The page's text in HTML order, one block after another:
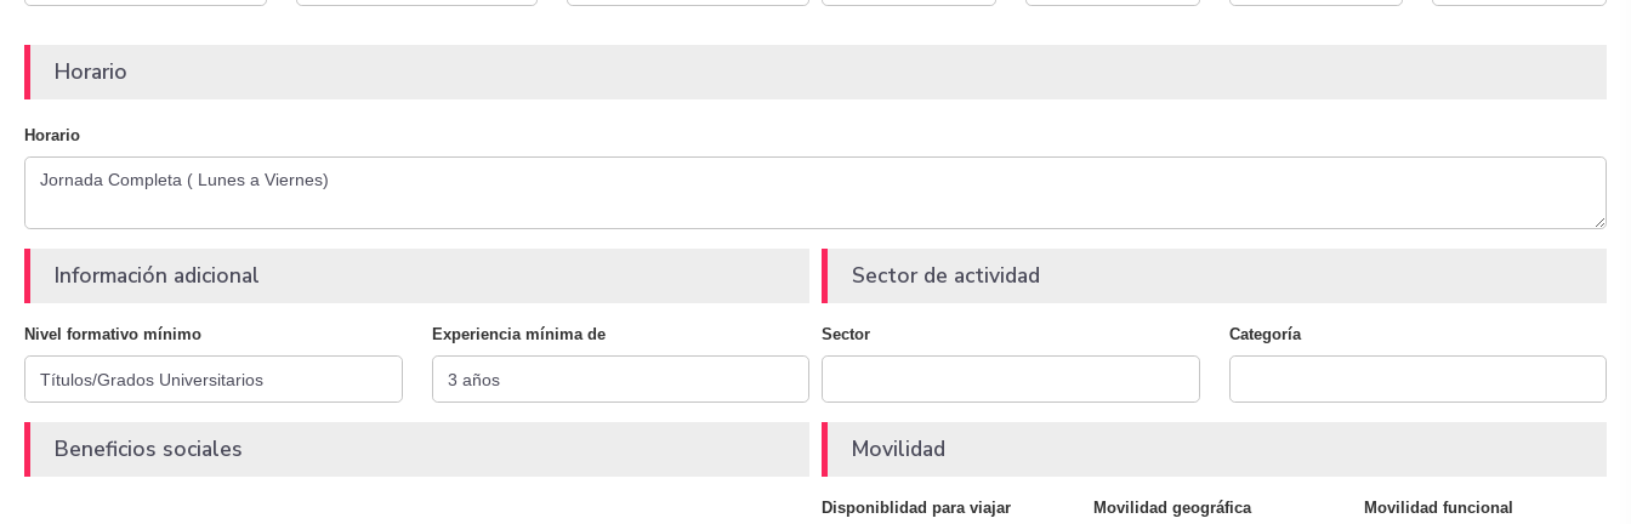
Horario
Horario
Información adicional
Nivel formativo mínimo Experiencia mínima de
Sector de actividad
Sector Categoría
Beneficios sociales Movilidad
Disponiblidad para viajar Movilidad geográfica Movilidad funcional